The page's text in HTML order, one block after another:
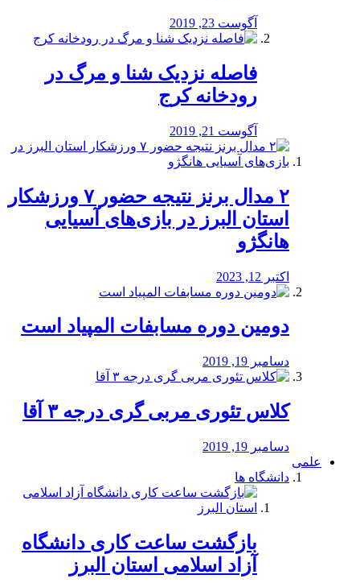
آگوست 23, 2019
️فاصله نزدیک شنا و مرگ در
رودخانه کرج
آگوست 21, 2019
۲ مدال برنز نتیجه حضور ۷ ورزشکار
استان البرز در بازی‌های آسیایی
هانگژو
اکتبر 12, 2023
دومین دوره مسابفات المپیاد است
دسامبر 19, 2019
کلاس تئوری مربی گری درجه ۳ آقا
دسامبر 19, 2019
علمی
دانشگاه ها
بازگشت ساعت کاری دانشگاه
آزاد اسلامی استان البرز